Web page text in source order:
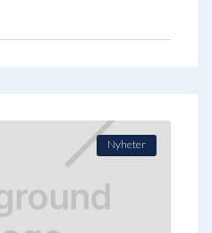
Nyheter